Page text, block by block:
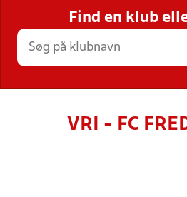
STILLINGER,
HOLD
Find en klub
VRI - FC